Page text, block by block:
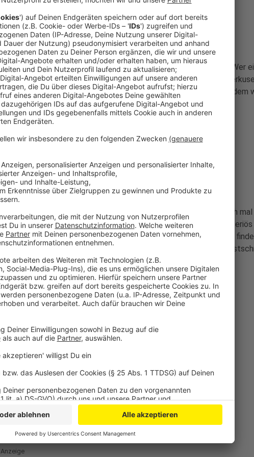
Aktionen in der Stadt
Anzeige
In der Rathaus-Galerie gibt es zum Beispiel eine Cocktail-Aktion. Wer
Euro hat, bekommt einen Cocktail dazu. Der Handelsverband
Events ausdrücklich, um die Innenstadt attraktiv zu halten. Außerdem
Vintage Klamotten Verkauf im Erholungshaus organisiert.
Anzeige
Tipps der Verbraucherzentrale
Anzeige
Für alle Online-Shopper: die Verbraucherzentrale warnt heute noch
zahlreichen Fake-Shops. Wer sich unsicher ist, ob eine Webseite
den Fakeshop-Finder der Verbraucherzentrale benutzen. Den Link
die Verbraucherzentrale am besten nur auf Rechnung oder per
vor Betrugsmaschen zu schützen.
Anzeige
Anzeige
Haushaushaltskrise Leverkusen: Ausgaben auf dem Prüfstand
Leverkusen: Mordkommission ermittelt nach Leichenfund
Führerschein-Reform: Auswirkungen in Leverkusen
Anzeige